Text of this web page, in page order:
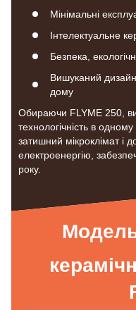
Мінімальні
Інтелектуальне
Безпека,
Вишуканий
дому
Обираючи FLYME 250,
технологічність в
затишний мікроклімат і
електроенергію,
року.